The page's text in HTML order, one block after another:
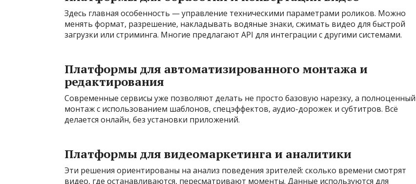
Здесь главная особенность — управление техническими параметрами роликов. Можно
менять формат, разрешение, накладывать водяные знаки, сжимать видео для быстрой
загрузки или стриминга. Многие предлагают API для интеграции с другими системами.
Платформы для автоматизированного монтажа и
редактирования
Современные сервисы уже позволяют делать не просто базовую нарезку, а полноценный
монтаж с использованием шаблонов, спецэффектов, аудио-дорожек и субтитров. Всё
делается онлайн, без установки приложений.
Платформы для видеомаркетинга и аналитики
Эти решения ориентированы на анализ поведения зрителей: сколько времени смотрят
видео, где останавливаются, пересматривают моменты. Данные используются для